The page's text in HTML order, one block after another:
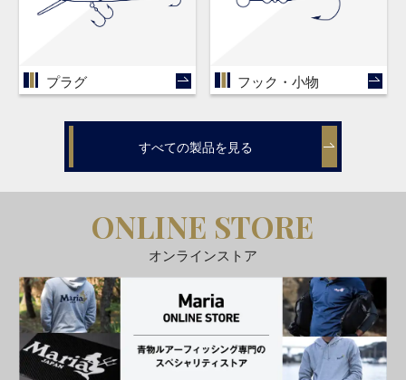
プラグ フック・小物
すべての製品を見る
ONLINE STORE
オンラインストア